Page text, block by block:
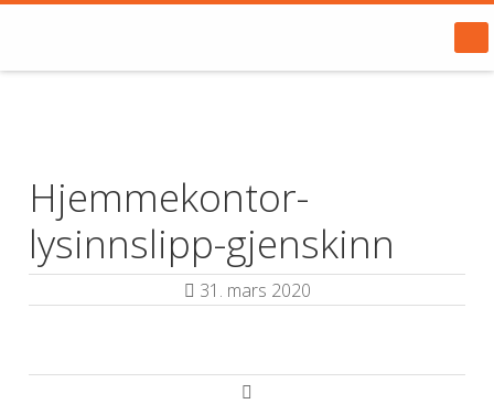
Hjemmekontor-
lysinnslipp-gjenskinn
31. mars 2020